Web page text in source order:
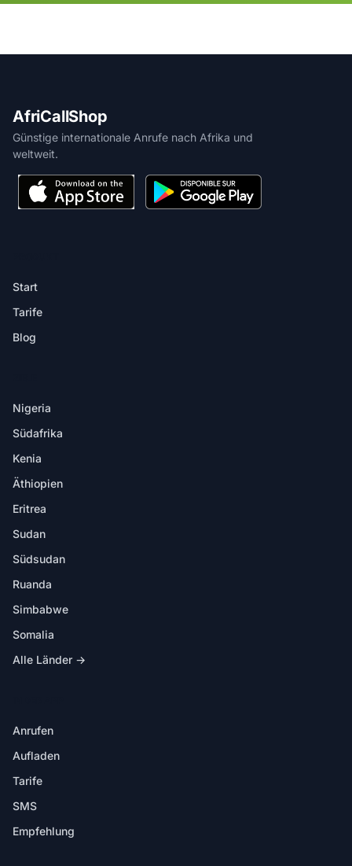
AfriCallShop
Günstige internationale Anrufe nach Afrika und
weltweit.
Start
Tarife
Blog
Nigeria
Südafrika
Kenia
Äthiopien
Eritrea
Sudan
Südsudan
Ruanda
Simbabwe
Somalia
Alle Länder →
Anrufen
Aufladen
Tarife
SMS
Empfehlung